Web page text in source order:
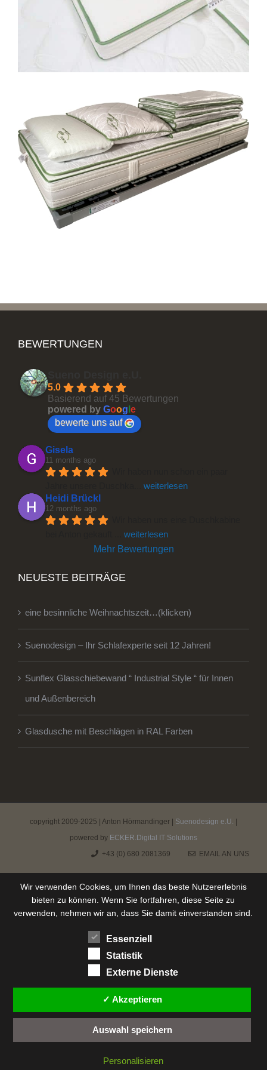
Matratze
Orthopädisches Schlafsystem
BEWERTUNGEN
5.0
Basierend auf 45 Bewertungen
powered by Goog e
bewerte uns auf
Gisela
11 months ago
weiterlesen
Heidi Brückl
12 months ago
weiterlesen
Mehr Bewertungen
NEUESTE BEITRÄGE
eine besinnliche Weihnachtszeit…(klicken)
Suenodesign – Ihr Schlafexperte seit 12 Jahren!
Sunflex Glasschiebewand “ Industrial Style “ für Innen
und Außenbereich
Glasdusche mit Beschlägen in RAL Farben
copyright 2009-2025 | Anton Hörmandinger | Suenodesign e.U.
powered by ECKER.Digital IT Solutions
+43 (0) 680 2081369
EMAIL AN UNS
Wir verwenden Cookies, um Ihnen das beste Nutzererlebnis
bieten zu können. Wenn Sie fortfahren, diese Seite zu
verwenden, nehmen wir an, dass Sie damit einverstanden sind.
Essenziell
Statistik
Externe Dienste
✓ Akzeptieren
Auswahl speichern
Personalisieren